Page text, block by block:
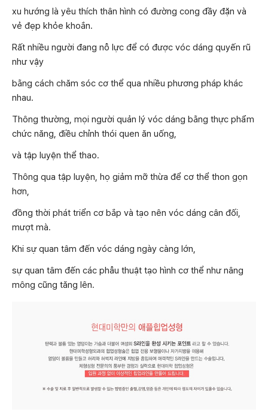
xu hướng là yêu thích thân hình có đường cong đầy đặn và
vẻ đẹp khỏe khoắn.
Rất nhiều người đang nỗ lực để có được vóc dáng quyến rũ
như vậy
bằng cách chăm sóc cơ thể qua nhiều phương pháp khác
nhau.
Thông thường, mọi người quản lý vóc dáng bằng thực phẩm
chức năng, điều chỉnh thói quen ăn uống,
và tập luyện thể thao.
Thông qua tập luyện, họ giảm mỡ thừa để cơ thể thon gọn
hơn,
đồng thời phát triển cơ bắp và tạo nên vóc dáng cân đối,
mượt mà.
Khi sự quan tâm đến vóc dáng ngày càng lớn,
sự quan tâm đến các phẫu thuật tạo hình cơ thể như nâng
mông cũng tăng lên.